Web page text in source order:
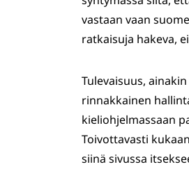
vastaan vaan
ratkaisuja hakeva,
Tulevaisuus,
rinnakkainen
kieliohjelmassaan
Toivottavasti
siinä sivussa